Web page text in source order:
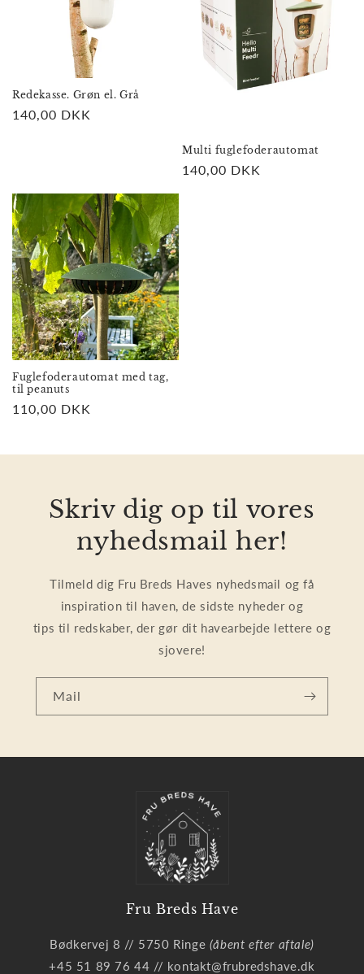
Redekasse. Grøn el. Grå
Normalpris
140,00 DKK
Multi fuglefoderautomat
Normalpris
140,00 DKK
Fuglefoderautomat med tag,
til peanuts
Normalpris
110,00 DKK
Skriv dig op til vores
nyhedsmail her!
Tilmeld dig Fru Breds Haves nyhedsmail og få
inspiration til haven, de sidste nyheder og
tips til redskaber, der gør dit havearbejde lettere og
sjovere!
Mail
Fru Breds Have
Bødkervej 8 // 5750 Ringe (åbent efter aftale)
+45 51 89 76 44 // kontakt@frubredshave.dk